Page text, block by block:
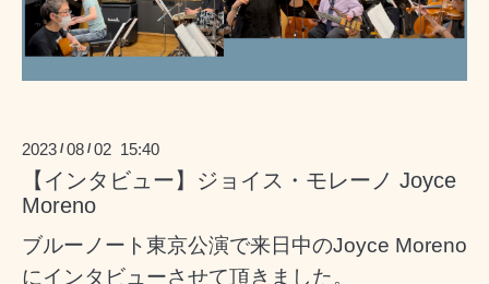
2023 /08 /02 15:40
【インタビュー】ジョイス・モレーノ Joyce
Moreno
ブルーノート東京公演で来日中のJoyce Moreno
にインタビューさせて頂きました。